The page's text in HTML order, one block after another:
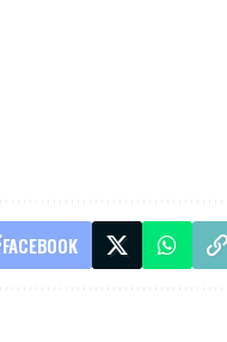
FACEBOOK